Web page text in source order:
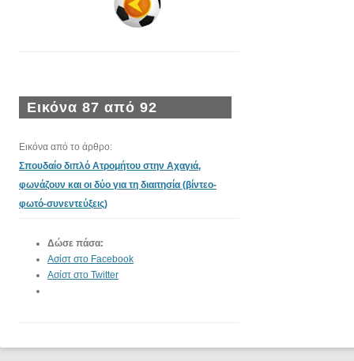
Εικόνα 87 από 92
Εικόνα από το άρθρο:
Σπουδαίο διπλό Ατρομήτου στην Αχαγιά,
φωνάζουν και οι δύο για τη διαιτησία (βίντεο-
φωτό-συνεντεύξεις)
Δώσε πάσα:
Ασίστ στο Facebook
Ασίστ στο Twitter